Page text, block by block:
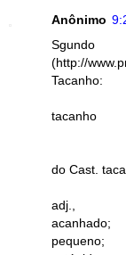
Anônimo
(http://
Tacanho:
tacanho
do Cast.
adj.,
acanhado;
pequeno;